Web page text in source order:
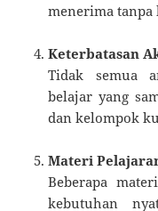
menerima
Keterbatasan
Tidak semua
belajar yang
dan kelompok
Materi
Beberapa
kebutuhan